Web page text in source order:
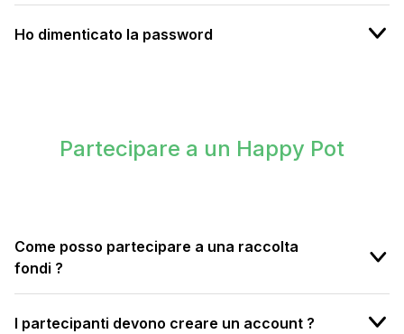
Ho dimenticato la password
Partecipare a un Happy Pot
Come posso partecipare a una raccolta
fondi ?
I partecipanti devono creare un account ?